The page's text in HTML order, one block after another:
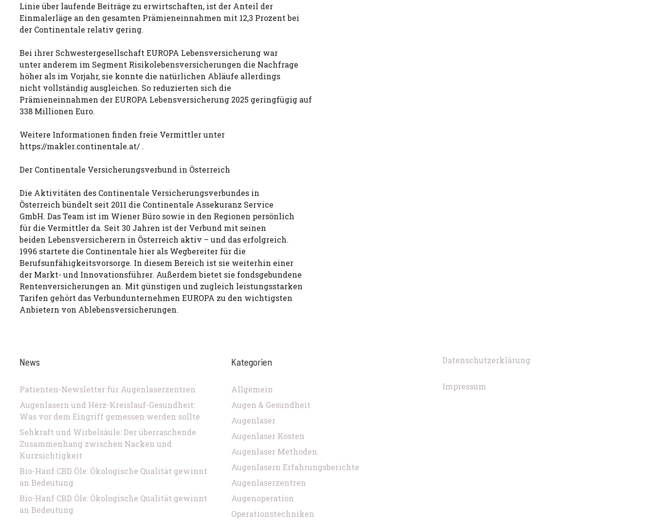
Linie über laufende Beiträge zu erwirtschaften, ist der Anteil der
Einmalerläge an den gesamten Prämieneinnahmen mit 12,3 Prozent bei
der Continentale relativ gering.
Bei ihrer Schwestergesellschaft EUROPA Lebensversicherung war
unter anderem im Segment Risikolebensversicherungen die Nachfrage
höher als im Vorjahr, sie konnte die natürlichen Abläufe allerdings
nicht vollständig ausgleichen. So reduzierten sich die
Prämieneinnahmen der EUROPA Lebensversicherung 2025 geringfügig auf
338 Millionen Euro.
Weitere Informationen finden freie Vermittler unter
https://makler.continentale.at/ .
Der Continentale Versicherungsverbund in Österreich
Die Aktivitäten des Continentale Versicherungsverbundes in
Österreich bündelt seit 2011 die Continentale Assekuranz Service
GmbH. Das Team ist im Wiener Büro sowie in den Regionen persönlich
für die Vermittler da. Seit 30 Jahren ist der Verbund mit seinen
beiden Lebensversicherern in Österreich aktiv – und das erfolgreich.
1996 startete die Continentale hier als Wegbereiter für die
Berufsunfähigkeitsvorsorge. In diesem Bereich ist sie weiterhin einer
der Markt- und Innovationsführer. Außerdem bietet sie fondsgebundene
Rentenversicherungen an. Mit günstigen und zugleich leistungsstarken
Tarifen gehört das Verbundunternehmen EUROPA zu den wichtigsten
Anbietern von Ablebensversicherungen.
News
Patienten-Newsletter für Augenlaserzentren
Augenlasern und Herz-Kreislauf-Gesundheit:
Was vor dem Eingriff gemessen werden sollte
Sehkraft und Wirbelsäule: Der überraschende
Zusammenhang zwischen Nacken und
Kurzsichtigkeit
Bio-Hanf CBD Öle: Ökologische Qualität gewinnt
an Bedeutung
Bio-Hanf CBD Öle: Ökologische Qualität gewinnt
an Bedeutung
Kategorien
Allgemein
Augen & Gesundheit
Augenlaser
Augenlaser Kosten
Augenlaser Methoden
Augenlasern Erfahrungsberichte
Augenlaserzentren
Augenoperation
Operationstechniken
Datenschutzerklärung
Impressum